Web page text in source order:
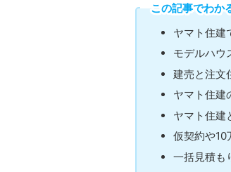
この記事でわか
ヤマト住建
モデルハウ
建売と注文
ヤマト住建
ヤマト住建
仮契約や10
一括見積も